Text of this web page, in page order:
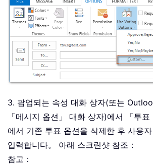
3. 팝업되는 속성 대화 상자(또는
「메시지 옵션」 대화 상자)에서 「투
에서 기존 투표 옵션을 삭제한 후 사용
입력합니다。 아래 스크린샷 참조：
참고：